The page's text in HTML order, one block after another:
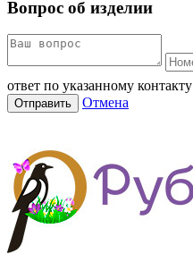
Вопрос об изделии
ответ по указанному контакту
Отправить Отмена